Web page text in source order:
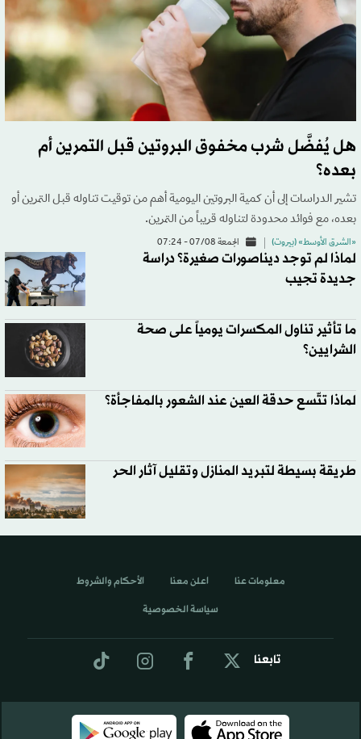
هل يُفضَّل شرب مخفوق البروتين قبل التمرين أم
بعده؟
تشير الدراسات إلى أن كمية البروتين اليومية أهم من توقيت تناوله قبل التمرين أو
بعده، مع فوائد محدودة لتناوله قريباً من التمرين.
«الشرق الأوسط» (بيروت) الجمعة 07/08 - 07:24
لماذا لم توجد ديناصورات صغيرة؟ دراسة
جديدة تجيب
ما تأثير تناول المكسرات يومياً على صحة
الشرايين؟
لماذا تتّسع حدقة العين عند الشعور بالمفاجأة؟
طريقة بسيطة لتبريد المنازل وتقليل آثار الحر
تابعنا
معلومات عنا اعلن معنا الأحكام والشروط
سياسة الخصوصية